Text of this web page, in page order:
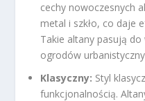
cechy nowoczesnych
metal i szkło, co daje
Takie altany pasują
ogrodów
Klasyczny: Styl
funkcjonalnością.